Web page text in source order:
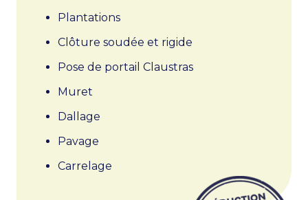
Plantations
Clôture soudée et rigide
Pose de portail Claustras
Muret
Dallage
Pavage
Carrelage